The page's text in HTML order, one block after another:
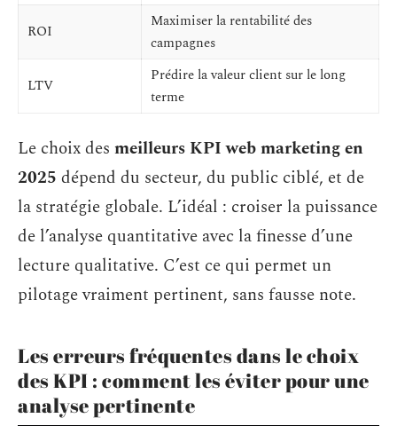
ROI
Maximiser la rentabilité des
campagnes
LTV
Prédire la valeur client sur le long
terme
Le choix des meilleurs KPI web marketing en
2025 dépend du secteur, du public ciblé, et de
la stratégie globale. L’idéal : croiser la puissance
de l’analyse quantitative avec la finesse d’une
lecture qualitative. C’est ce qui permet un
pilotage vraiment pertinent, sans fausse note.
Les erreurs fréquentes dans le choix
des KPI : comment les éviter pour une
analyse pertinente